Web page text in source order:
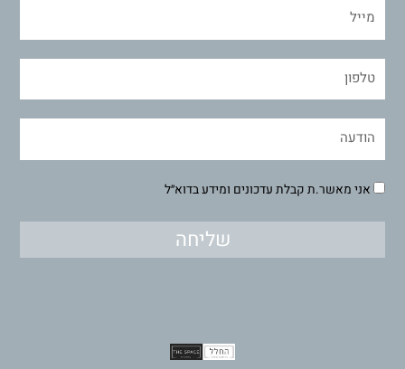
אני מאשר.ת קבלת עדכונים ומידע בדוא״ל
שליחה